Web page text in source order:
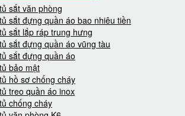
tủ sắt văn phòng
tủ sắt đựng quần áo bao nhiêu tiền
tủ sắt lắp ráp trung hưng
tủ sắt đựng quần áo vũng tàu
tủ sắt đựng quần áo
tủ bảo mật
tủ hồ sơ chống cháy
tủ treo quần áo inox
tủ chống cháy